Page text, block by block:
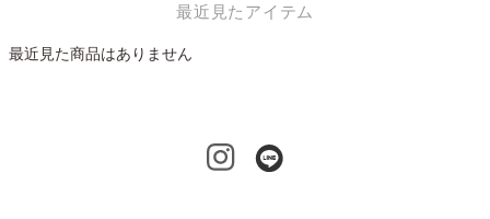
最近見たアイテム
最近見た商品はありません